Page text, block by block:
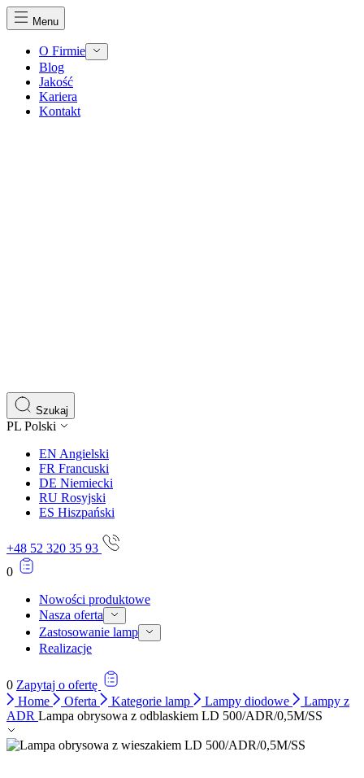
Menu
O Firmie
Blog
Jakość
Kariera
Kontakt
Szukaj
PL Polski
EN Angielski
FR Francuski
DE Niemiecki
RU Rosyjski
ES Hiszpański
+48 52 320 35 93
0
Nowości produktowe
Nasza oferta
Zastosowanie lamp
Realizacje
0 Zapytaj o ofertę
Home
Oferta Kategorie lamp Lampy diodowe
Lampy z
ADR Lampa obrysowa z odblaskiem LD 500/ADR/0,5M/SS